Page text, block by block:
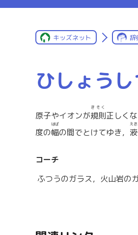
キッズネット 辞
ひしょうし
原子やイオンが規則
きそく
正しく
度の幅
はば
の間でとけてゆき，
え
コーチ
ふつうのガラス，火山岩の